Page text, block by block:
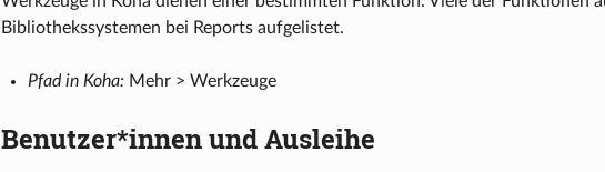
Bibliothekssystemen bei Reports aufgelistet.
Pfad in Koha:Mehr > Werkzeuge
Benutzer*innen und Ausleihe